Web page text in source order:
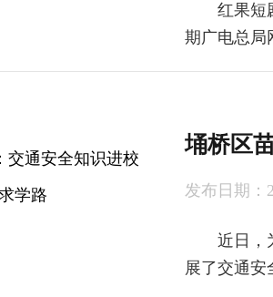
红果短剧
期广电总局
埇桥区
发布日期：
近日，为
展了交通